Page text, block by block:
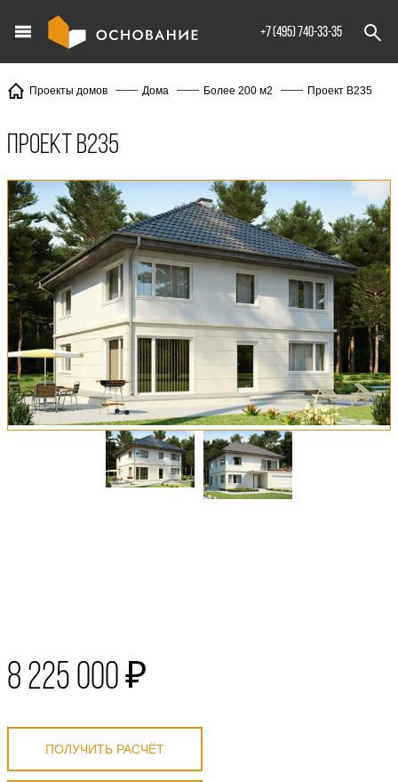
+7 (495) 740-33-35
Проекты домов Дома Более 200 м2 Проект В235
Проект В235
8 225 000 ₽
ПОЛУЧИТЬ РАСЧЁТ